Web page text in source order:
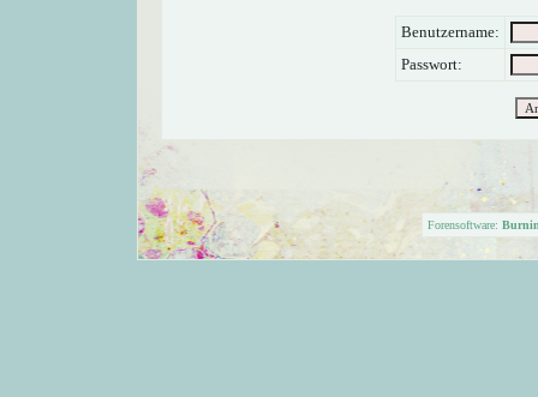
Benutzername:
Passwort:
Forensoftware: